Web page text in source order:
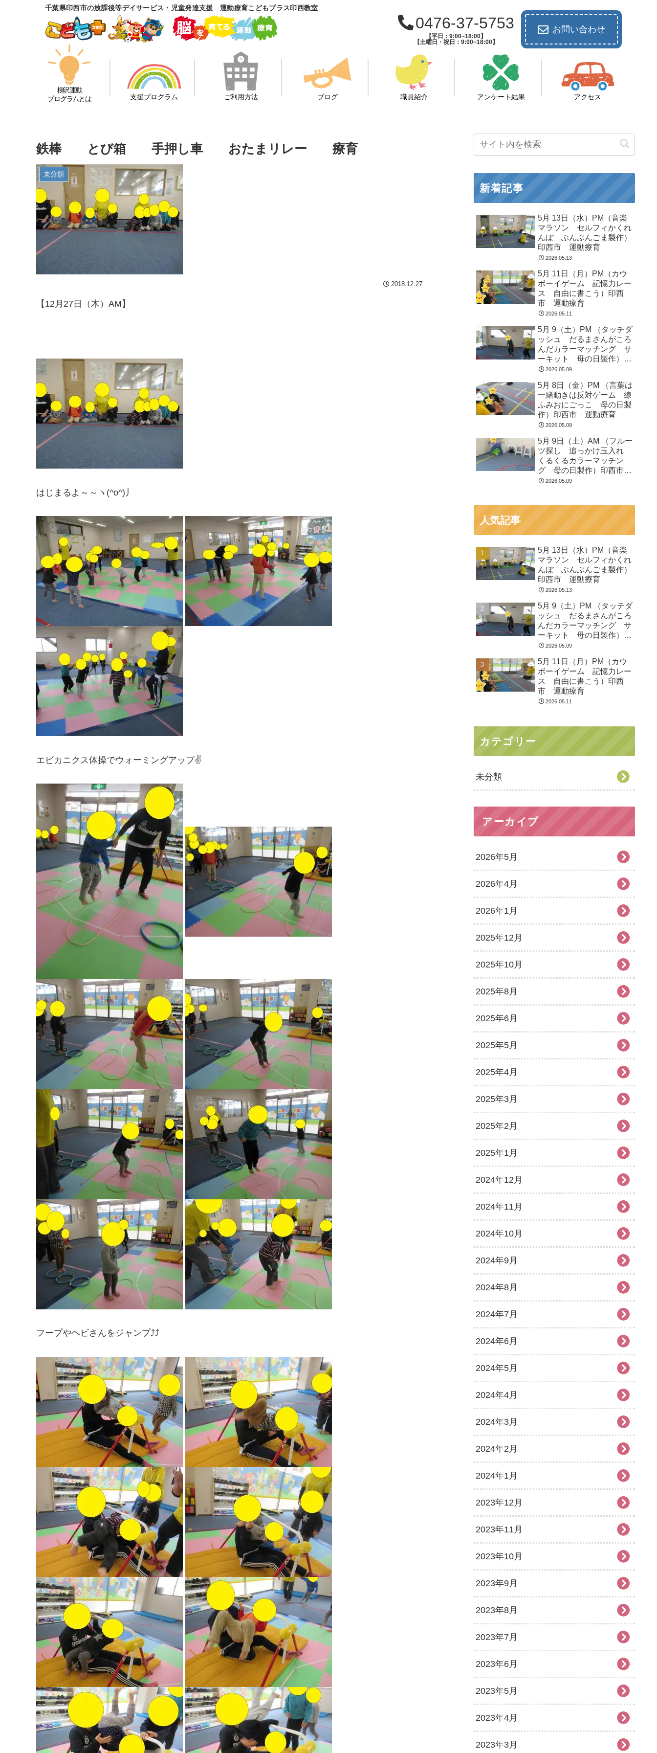
千葉県印西市の放課後等デイサービス・児童発達支援 運動療育こどもプラス印西教室
0476-37-5753
【平日：9:00~18:00】
【土曜日・祝日：9:00~18:00】
お問い合わせ
柳沢運動
プログラムとは
支援プログラム ご利用方法 ブログ 職員紹介 アンケート結果 アクセス
鉄棒 とび箱 手押し車 おたまリレー 療育
未分類
2018.12.27
【12月27日（木）AM】
はじまるよ～～ヽ(^o^)丿
エビカニクス体操でウォーミングアップ✌
フープやヘビさんをジャンプ⤴⤴
新着記事
5月 13日（水）PM（音楽
マラソン セルフィかくれ
んぼ ぶんぶんごま製作）
印西市 運動療育
2026.05.13
5月 11日（月）PM（カウ
ボーイゲーム 記憶力レー
ス 自由に書こう）印西
市 運動療育
2026.05.11
5月 9（土）PM （タッチダ
ッシュ だるまさんがころ
んだカラーマッチング サ
ーキット 母の日製作）印
西市 運動療育
2026.05.09
5月 8日（金）PM （言葉は
一緒動きは反対ゲーム 線
ふみおにごっこ 母の日製
作）印西市 運動療育
2026.05.09
5月 9日（土）AM （フルー
ツ探し 追っかけ玉入れ
くるくるカラーマッチン
グ 母の日製作）印西市
運動療育
2026.05.09
人気記事
5月 13日（水）PM（音楽
マラソン セルフィかくれ
んぼ ぶんぶんごま製作）
印西市 運動療育
2026.05.13
5月 9（土）PM （タッチダ
ッシュ だるまさんがころ
んだカラーマッチング サ
ーキット 母の日製作）印
西市 運動療育
2026.05.09
5月 11日（月）PM（カウ
ボーイゲーム 記憶力レー
ス 自由に書こう）印西
市 運動療育
2026.05.11
カテゴリー
未分類
アーカイブ
2026年5月
2026年4月
2026年1月
2025年12月
2025年10月
2025年8月
2025年6月
2025年5月
2025年4月
2025年3月
2025年2月
2025年1月
2024年12月
2024年11月
2024年10月
2024年9月
2024年8月
2024年7月
2024年6月
2024年5月
2024年4月
2024年3月
2024年2月
2024年1月
2023年12月
2023年11月
2023年10月
2023年9月
2023年8月
2023年7月
2023年6月
2023年5月
2023年4月
2023年3月